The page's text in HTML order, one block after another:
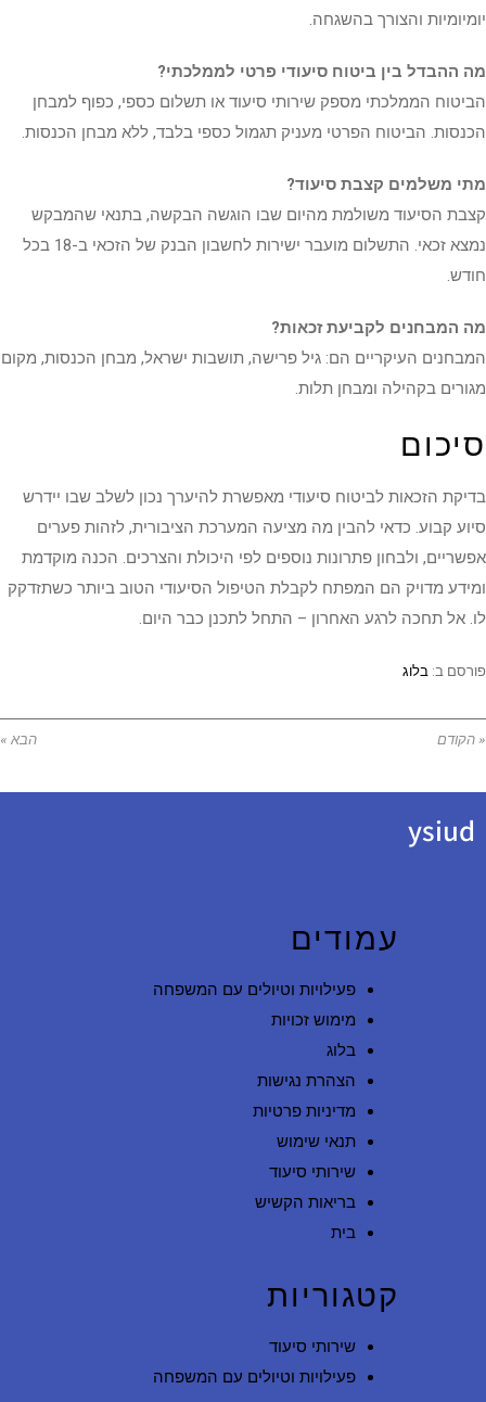
יומיומיות והצורך בהשגחה.
מה ההבדל בין ביטוח סיעודי פרטי לממלכתי?
הביטוח הממלכתי מספק שירותי סיעוד או תשלום כספי, כפוף למבחן
הכנסות. הביטוח הפרטי מעניק תגמול כספי בלבד, ללא מבחן הכנסות.
מתי משלמים קצבת סיעוד?
קצבת הסיעוד משולמת מהיום שבו הוגשה הבקשה, בתנאי שהמבקש
נמצא זכאי. התשלום מועבר ישירות לחשבון הבנק של הזכאי ב-18 בכל
חודש.
מה המבחנים לקביעת זכאות?
המבחנים העיקריים הם: גיל פרישה, תושבות ישראל, מבחן הכנסות, מקום
מגורים בקהילה ומבחן תלות.
סיכום
בדיקת הזכאות לביטוח סיעודי מאפשרת להיערך נכון לשלב שבו יידרש
סיוע קבוע. כדאי להבין מה מציעה המערכת הציבורית, לזהות פערים
אפשריים, ולבחון פתרונות נוספים לפי היכולת והצרכים. הכנה מוקדמת
ומידע מדויק הם המפתח לקבלת הטיפול הסיעודי הטוב ביותר כשתזדקק
לו. אל תחכה לרגע האחרון – התחל לתכנן כבר היום.
פורסם ב: בלוג
« הקודם הבא »
ysiud
עמודים
פעילויות וטיולים עם המשפחה
מימוש זכויות
בלוג
הצהרת נגישות
מדיניות פרטיות
תנאי שימוש
שירותי סיעוד
בריאות הקשיש
בית
קטגוריות
שירותי סיעוד
פעילויות וטיולים עם המשפחה